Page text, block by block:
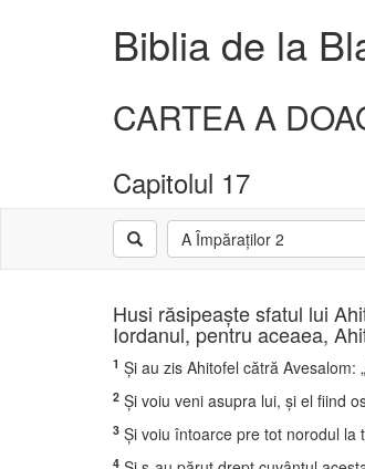
Biblia de la
CARTEA A
Capitolul 17
A Împăraţilor 2
Husi răsipeaşte sfatul lui
Iordanul, pentru aceaea,
1 Şi au zis Ahitofel cătră
2 Şi voiu veni asupra lui, şi el fiind
3 Şi voiu întoarce pre tot norodul la
4